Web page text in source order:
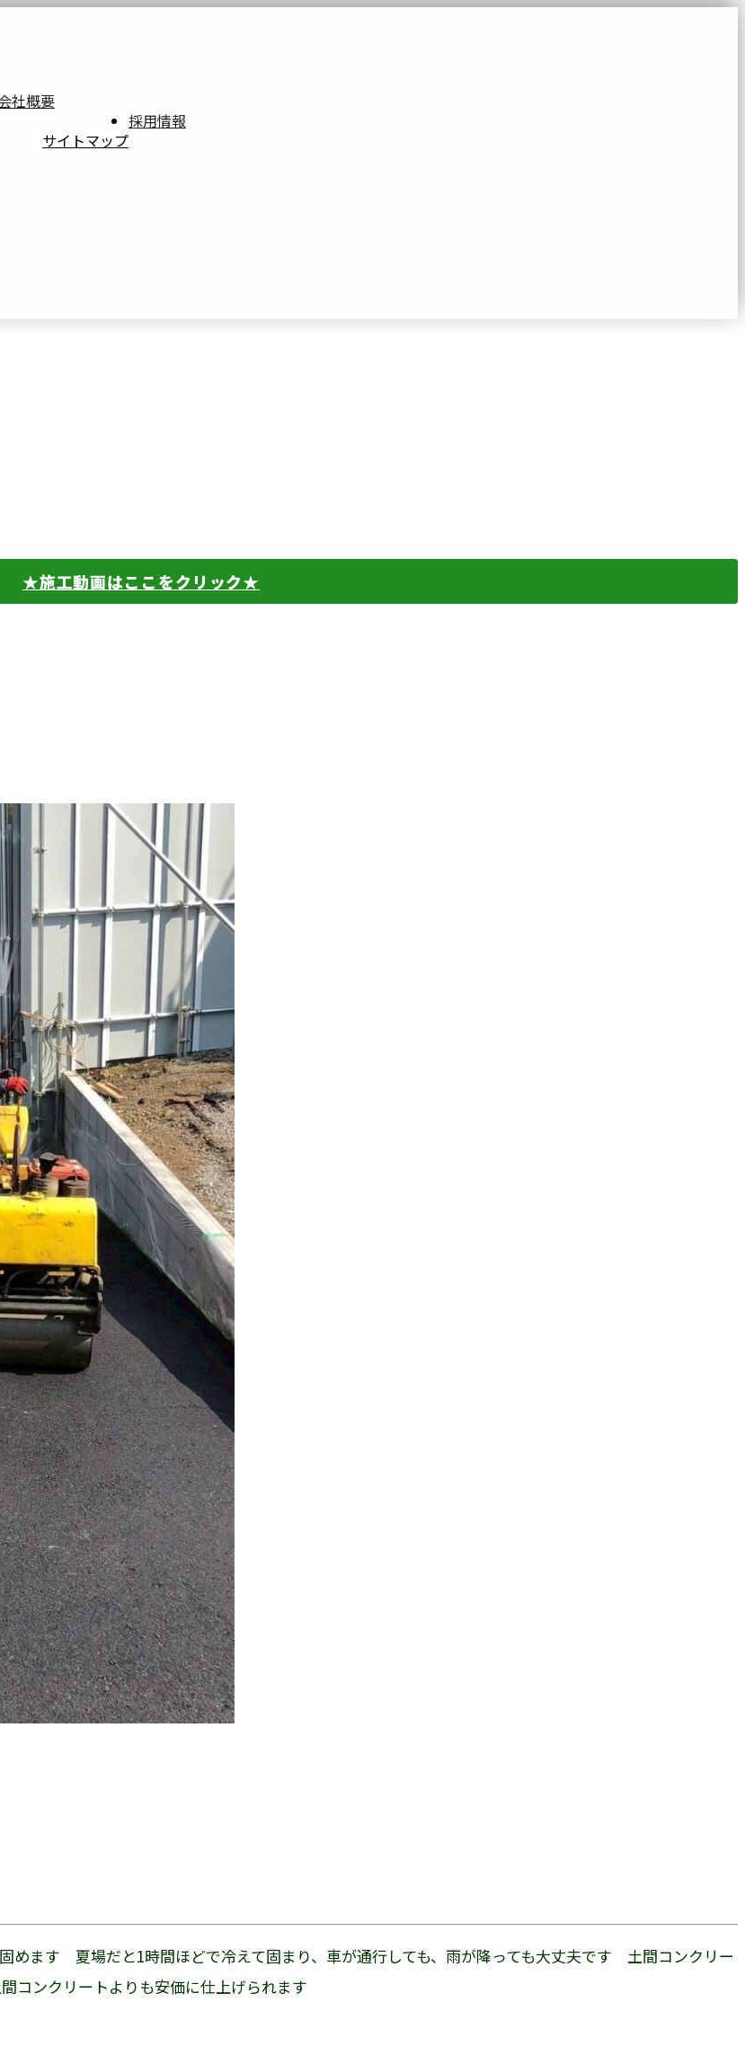
社概要
サイトマップ
採用情報
★施工動画はここをクリック★
めます 夏場だと1時間ほどで冷えて固まり、車が通行しても、雨が降っても大丈夫です 土間コンクリー
コンクリートよりも安価に仕上げられます